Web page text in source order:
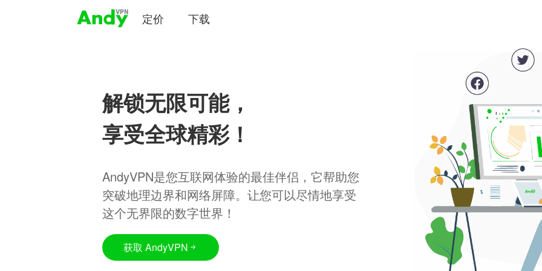
定价 下载
解锁无限可能，
享受全球精彩！
AndyVPN是您互联网体验的最佳伴侣，它帮助您
突破地理边界和网络屏障。让您可以尽情地享受
这个无界限的数字世界！
获取 AndyVPN